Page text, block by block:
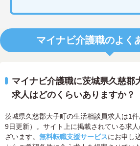
マイナビ介護職のよく
マイナビ介護職に茨城県久慈郡
求人はどのくらいありますか？
茨城県久慈郡大子町の生活相談員求人は1
9日更新）。サイト上に掲載されている求
ざいます。 無料転職支援サービスにお申し